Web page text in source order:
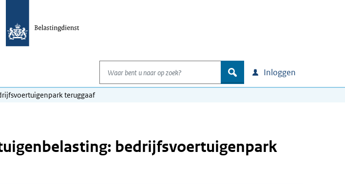
Waar bent u naar op zoek?
zoek Inloggen
teruggaaf
bedrijfsvoertuigenpark